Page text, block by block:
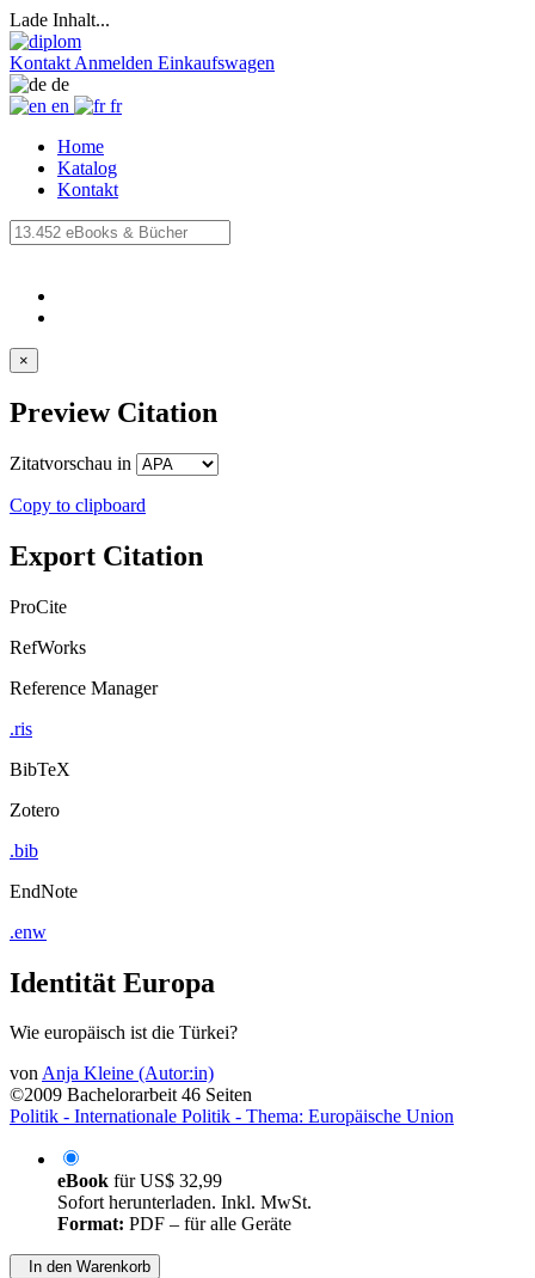
Lade Inhalt...
Kontakt Anmelden Einkaufswagen
de
en
fr
Home
Katalog
Kontakt
×
Preview Citation
Zitatvorschau in
Copy to clipboard
Export Citation
ProCite
RefWorks
Reference Manager
.ris
BibTeX
Zotero
.bib
EndNote
.enw
Identität Europa
Wie europäisch ist die Türkei?
vonAnja Kleine (Autor:in)
©2009 Bachelorarbeit 46 Seiten
Politik - Internationale Politik - Thema: Europäische Union
eBook fürUS$ 32,99
Sofort herunterladen. Inkl. MwSt.
Format: PDF – für alle Geräte
In den Warenkorb